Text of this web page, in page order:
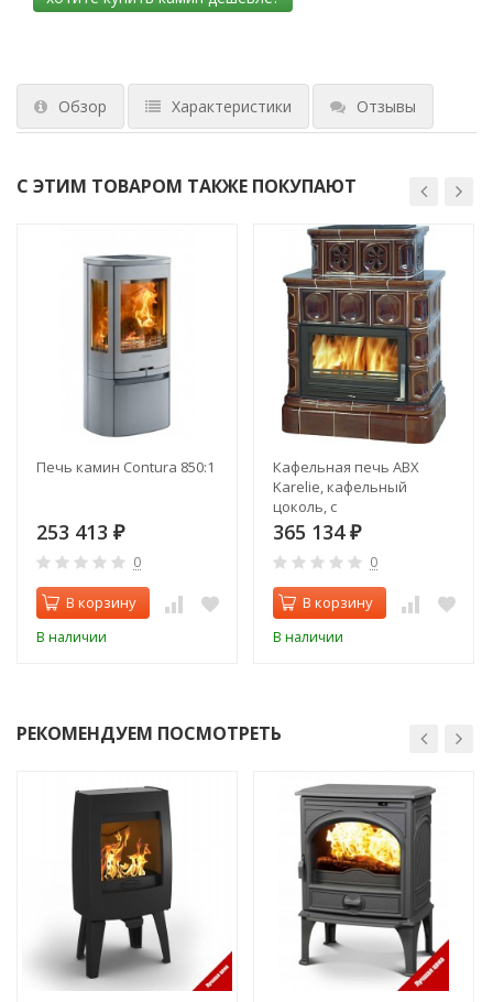
Обзор Характеристики Отзывы
С ЭТИМ ТОВАРОМ ТАКЖЕ ПОКУПАЮТ
Печь камин Contura 850:1
253 413 ₽
0
В корзину
В наличии
Кафельная печь ABX
Karelie, кафельный
цоколь, с
теплообменником
365 134 ₽
0
В корзину
В наличии
РЕКОМЕНДУЕМ ПОСМОТРЕТЬ